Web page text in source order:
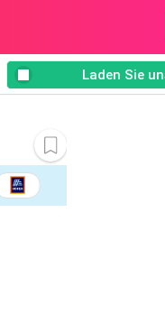
Laden Sie